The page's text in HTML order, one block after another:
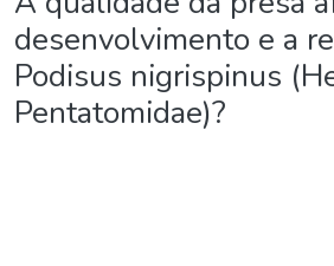
desenvolvimento e a
Podisus nigrispinus
Pentatomidae)?